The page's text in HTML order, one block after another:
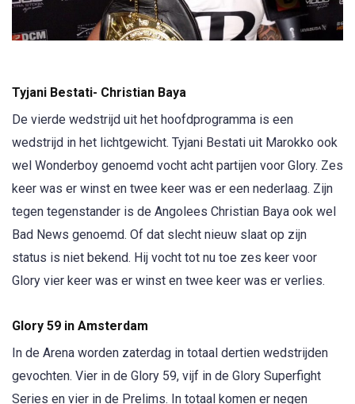
Tyjani Bestati- Christian Baya
De vierde wedstrijd uit het hoofdprogramma is een
wedstrijd in het lichtgewicht. Tyjani Bestati uit Marokko ook
wel Wonderboy genoemd vocht acht partijen voor Glory. Zes
keer was er winst en twee keer was er een nederlaag. Zijn
tegen tegenstander is de Angolees Christian Baya ook wel
Bad News genoemd. Of dat slecht nieuw slaat op zijn
status is niet bekend. Hij vocht tot nu toe zes keer voor
Glory vier keer was er winst en twee keer was er verlies.
Glory 59 in Amsterdam
In de Arena worden zaterdag in totaal dertien wedstrijden
gevochten. Vier in de Glory 59, vijf in de Glory Superfight
Series en vier in de Prelims. In totaal komen er negen